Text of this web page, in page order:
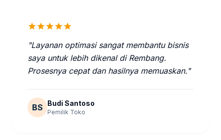
starstarstarstarstar
"Layanan optimasi sangat membantu bisnis
saya untuk lebih dikenal di Rembang.
Prosesnya cepat dan hasilnya memuaskan."
BS Budi Santoso
Pemilik Toko